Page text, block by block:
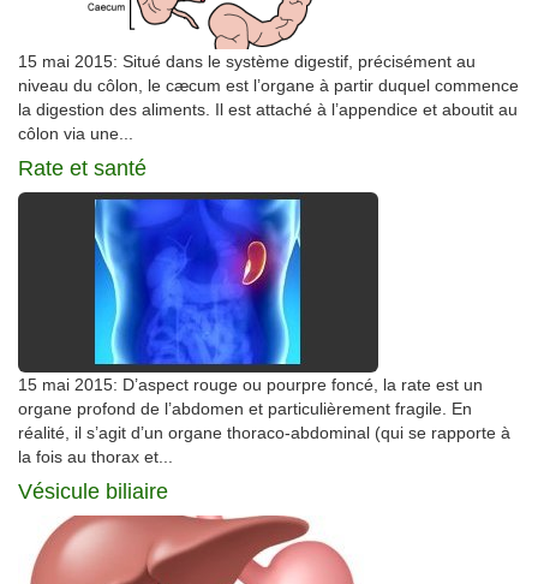
15 mai 2015: Situé dans le système digestif, précisément au
niveau du côlon, le cæcum est l’organe à partir duquel commence
la digestion des aliments. Il est attaché à l’appendice et aboutit au
côlon via une...
Rate et santé
15 mai 2015: D’aspect rouge ou pourpre foncé, la rate est un
organe profond de l’abdomen et particulièrement fragile. En
réalité, il s’agit d’un organe thoraco-abdominal (qui se rapporte à
la fois au thorax et...
Vésicule biliaire